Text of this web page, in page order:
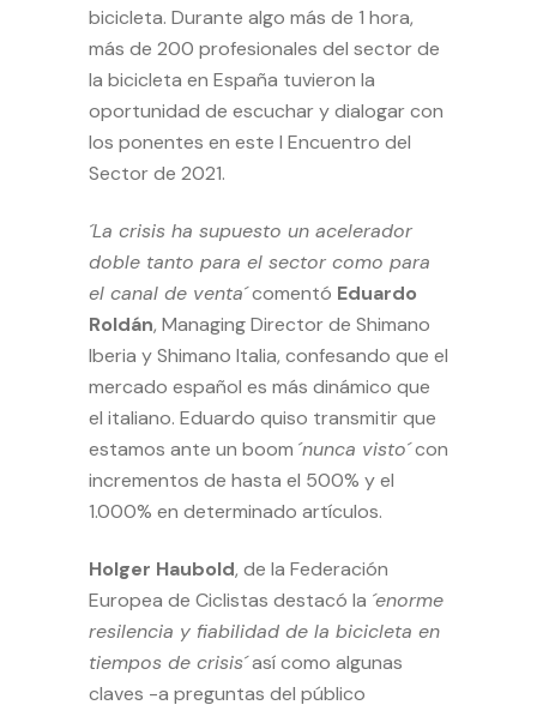
bicicleta. Durante algo más de 1 hora,
más de 200 profesionales del sector de
la bicicleta en España tuvieron la
oportunidad de escuchar y dialogar con
los ponentes en este I Encuentro del
Sectorde 2021.
´La crisis ha supuesto un acelerador
doble tanto para el sector como para
el canal de venta´comentó Eduardo
Roldán, Managing Director de Shimano
Iberia y Shimano Italia, confesando que el
mercado español es más dinámico que
el italiano. Eduardo quiso transmitir que
estamos ante un boom ´nunca visto´con
incrementos de hasta el 500% y el
1.000% en determinado artículos.
Holger Haubold, de la Federación
Europea de Ciclistas destacó la ´enorme
resilencia y fiabilidad de la bicicleta en
tiempos de crisis´así como algunas
claves -a preguntas del público